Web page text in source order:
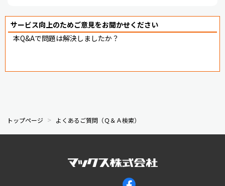
サービス向上のためご意見をお聞かせください
本Q&Aで問題は解決しましたか？
トップページ よくあるご質問（Ｑ＆Ａ検索）